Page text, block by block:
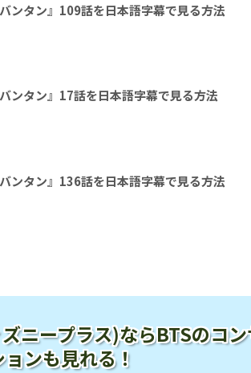
バンタン』109話を日本語字幕で見る方法
バンタン』17話を日本語字幕で見る方法
バンタン』136話を日本語字幕で見る方法
ニープラス)ならBTSのコ
ンも見れる！